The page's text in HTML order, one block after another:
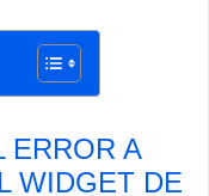
ERROR A
WIDGET DE